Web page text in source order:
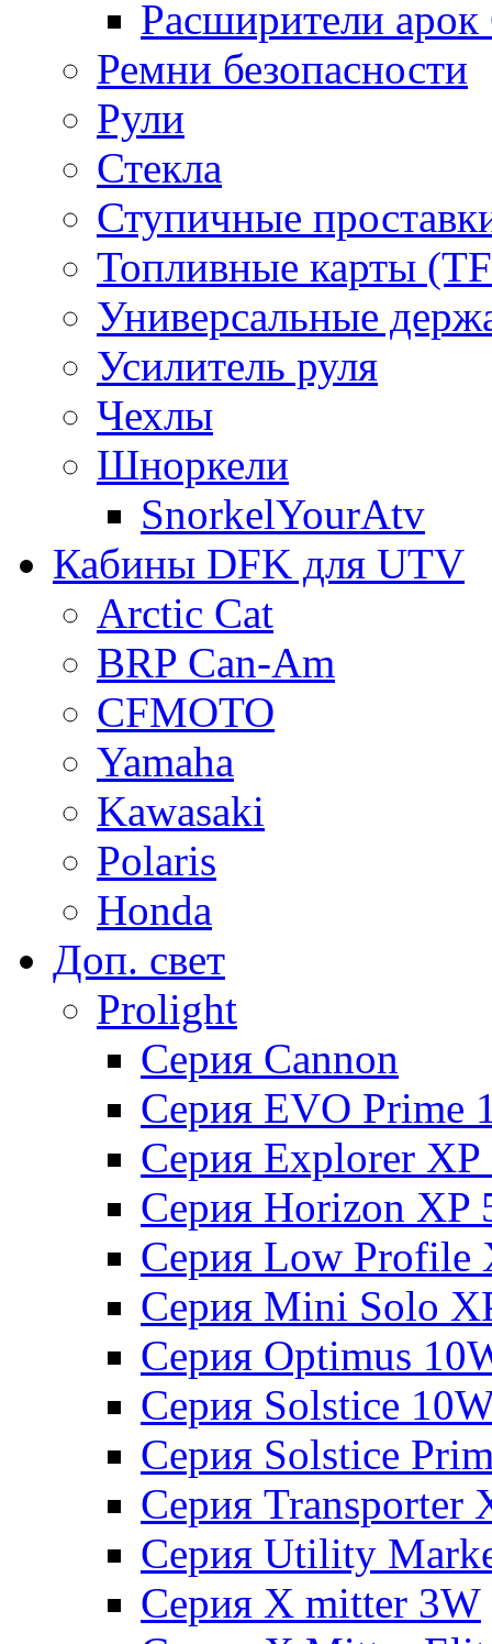
Расширители
Ремни безопасности
Рули
Стекла
Ступичные
Топливные карты
Универсальные
Усилитель руля
Чехлы
Шноркели
SnorkelYourAtv
Кабины DFK для UTV
Arctic Cat
BRP Can-Am
CFMOTO
Yamaha
Kawasaki
Polaris
Honda
Доп. свет
Prolight
Серия Cannon
Серия EVO Prime
Серия Explorer XP
Серия Horizon XP
Серия Low Profile
Серия Mini Solo
Серия Optimus
Серия Solstice
Серия Solstice
Серия Transporter
Серия Utility
Серия X mitter 3W